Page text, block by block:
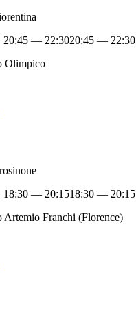
20:45 — 22:3020:45 — 22:30
Olimpico
18:30 — 20:1518:30 — 20:15
Artemio Franchi (Florence)